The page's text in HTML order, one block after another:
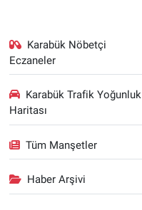
Karabük Nöbetçi
Eczaneler
Karabük Trafik Yoğunluk
Haritası
Tüm Manşetler
Haber Arşivi